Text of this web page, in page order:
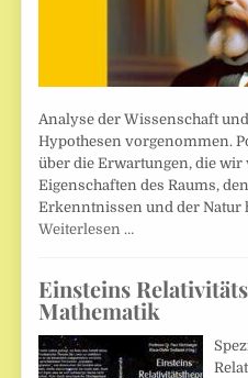
Analyse der Wissenschaft
Hypothesen vorgenommen.
über die Erwartungen, die wir
Eigenschaften des Raums,
Erkenntnissen und der Natur
Weiterlesen …
Einsteins
Mathematik